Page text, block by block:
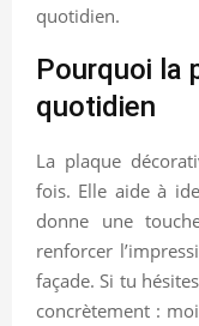
quotidien.
Pourquoi la
quotidien
La plaque
fois. Elle aide à
donne une
renforcer
façade. Si tu
concrètement :